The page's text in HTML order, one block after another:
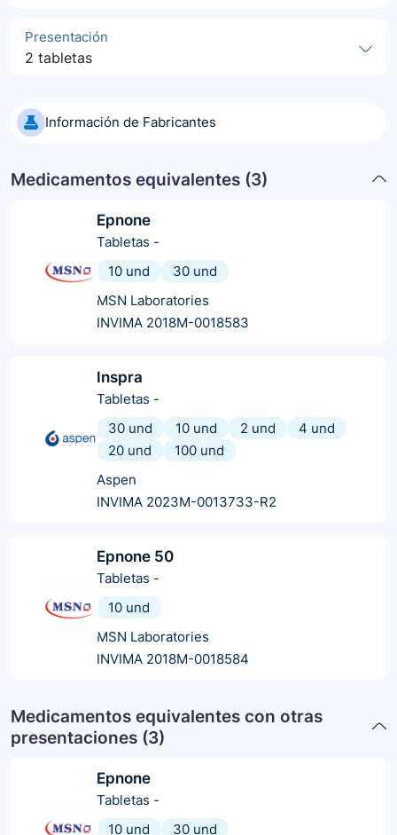
Presentación
2 tabletas
Información de Fabricantes
Medicamentos equivalentes (3)
Epnone
Tabletas -
10 und
30 und
MSN Laboratories
INVIMA 2018M-0018583
Inspra
Tabletas -
30 und
10 und 2 und
4 und
20 und
100 und
Aspen
INVIMA 2023M-0013733-R2
Epnone 50
Tabletas -
10 und
MSN Laboratories
INVIMA 2018M-0018584
Medicamentos equivalentes con otras
presentaciones (3)
Epnone
Tabletas -
10 und
30 und